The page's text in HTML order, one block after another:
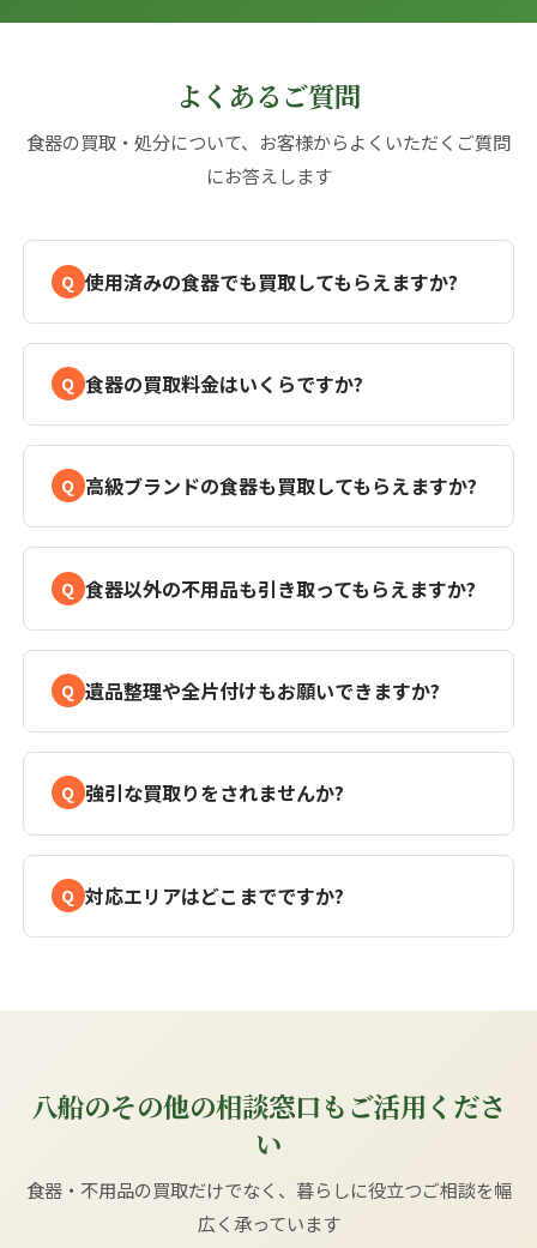
よくあるご質問
食器の買取・処分について、お客様からよくいただくご質問
にお答えします
使用済みの食器でも買取してもらえますか?
食器の買取料金はいくらですか?
高級ブランドの食器も買取してもらえますか?
食器以外の不用品も引き取ってもらえますか?
遺品整理や全片付けもお願いできますか?
強引な買取りをされませんか?
対応エリアはどこまでですか?
八船のその他の相談窓口もご活用くださ
い
食器・不用品の買取だけでなく、暮らしに役立つご相談を幅
広く承っています